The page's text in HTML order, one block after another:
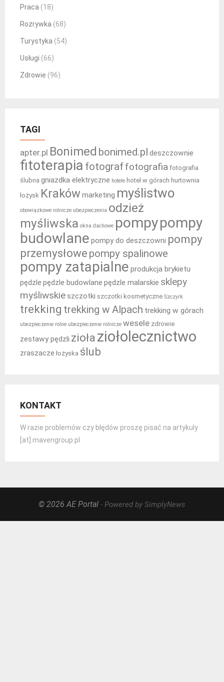
Praca (18)
Rozrywka (68)
Turystyka (54)
Usługi (66)
Zdrowie (96)
TAGI
apter.pl Bonimed bonimed.pl deszczownie
fitoterapia fotograffotografia fotografia
ślubna gniazdka elektryczne hotele hotel w górach hurtownia
łożysk Kraków marketing myślistwo
obowiązkowe rolnicze ubezpieczenia odzież
myśliwska okna dachowe pompypompy
budowlane pompy do deszczowni pompy
przemysłowe pompy spalinowe
pompy zatapialne produkcja brykietu
pędzle pędzle budowlane pędzle malarskie sklepy
myśliwskieszczotki szczotki kosmetyczne Szczyrk
trekking trekking w Alpach trekking w górach
ubezpieczenie rolne ubezpieczenie rolnicze wesele zdrowie
zestawy pędzli zioła ziołolecznictwo
zraszacze łożyska ślub
KONTAKT
W razie problemów czy błędów proszę pisać na artykuly
[at] mavengroup.pl
© 2026 AE Portal - Powered by SimplyNews